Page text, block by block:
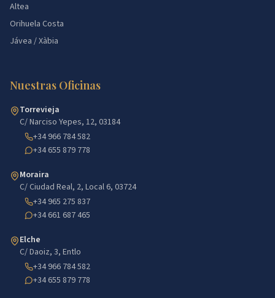
Altea
Orihuela Costa
Jávea / Xàbia
Nuestras Oficinas
Torrevieja
C/ Narciso Yepes, 12, 03184
+34 966 784 582
+34 655 879 778
Moraira
C/ Ciudad Real, 2, Local 6, 03724
+34 965 275 837
+34 661 687 465
Elche
C/ Daoiz, 3, Entlo
+34 966 784 582
+34 655 879 778